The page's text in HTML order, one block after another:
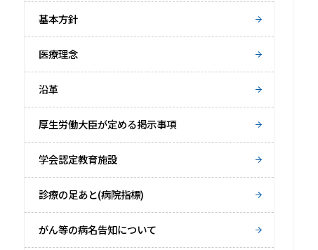
基本方針
医療理念
沿革
厚生労働大臣が定める掲示事項
学会認定教育施設
診療の足あと(病院指標)
がん等の病名告知について